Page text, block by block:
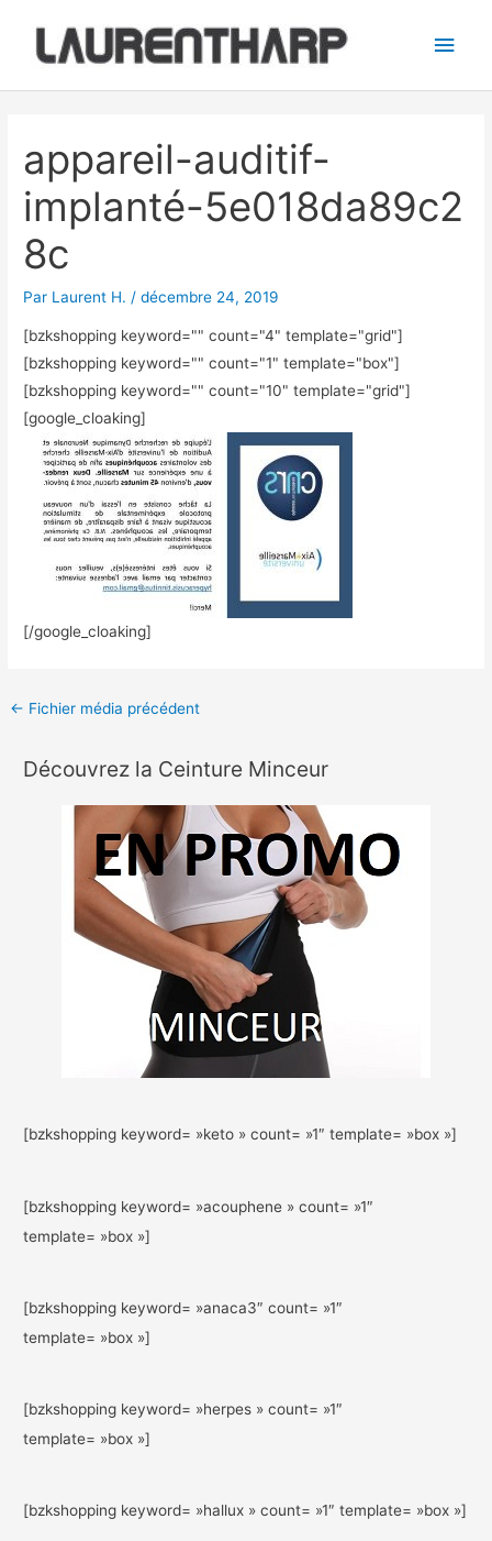
contenu
appareil-auditif-
implanté-5e018da89c2
8c
Par Laurent H. /décembre 24, 2019
[bzkshopping keyword="" count="4" template="grid"]
[bzkshopping keyword="" count="1" template="box"]
[bzkshopping keyword="" count="10" template="grid"]
[google_cloaking]
[/google_cloaking]
articles
← Fichier média précédent
Découvrez la Ceinture Minceur
[bzkshopping keyword= »keto » count= »1″ template= »box »]
[bzkshopping keyword= »acouphene » count= »1″
template= »box »]
[bzkshopping keyword= »anaca3″ count= »1″
template= »box »]
[bzkshopping keyword= »herpes » count= »1″
template= »box »]
[bzkshopping keyword= »hallux » count= »1″ template= »box »]